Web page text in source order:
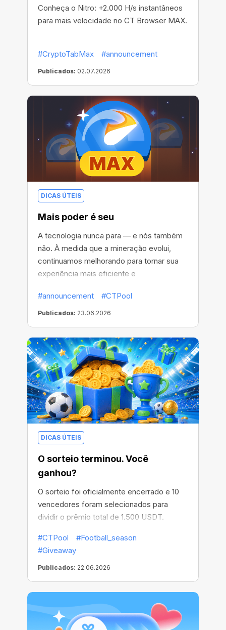
Conheça o Nitro: +2.000 H/s instantâneos
para mais velocidade no CT Browser MAX.
#CryptoTabMax #announcement
Publicados: 02.07.2026
DICAS ÚTEIS
Mais poder é seu
A tecnologia nunca para — e nós também
não. À medida que a mineração evolui,
continuamos melhorando para tornar sua
experiência mais eficiente e
#announcement
#CTPool
Publicados: 23.06.2026
DICAS ÚTEIS
O sorteio terminou. Você
ganhou?
O sorteio foi oficialmente encerrado e 10
vencedores foram selecionados para
dividir o prêmio total de 1.500 USDT.
#CTPool
#Football_season
#Giveaway
Publicados: 22.06.2026